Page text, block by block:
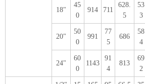
18"
45
0
914 711
628.
5
53
3
20"
50
0
991
77
5
686
58
4
24"
60
0
1143
91
4
813
69
2